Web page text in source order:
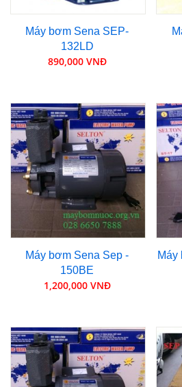
Máy bơm Sena SEP-
132LD
890,000 VNĐ
Máy bơm Sena Sep -
150BE
1,200,000 VNĐ
Máy